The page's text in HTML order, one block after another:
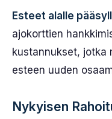
Esteet alalle
ajokorttien
kustannukset, jotka
esteen uuden
Nykyisen